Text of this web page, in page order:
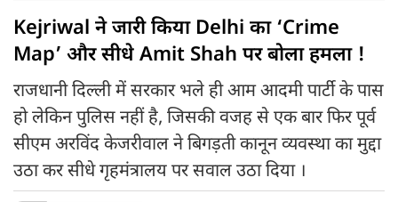
Kejriwal ने जारी किया Delhi का ‘Crime
Map’ और सीधे Amit Shah पर बोला हमला !
राजधानी दिल्ली में सरकार भले ही आम आदमी पार्टी के पास
हो लेकिन पुलिस नहीं है, जिसकी वजह से एक बार फिर पूर्व
सीएम अरविंद केजरीवाल ने बिगड़ती कानून व्यवस्था का मुद्दा
उठा कर सीधे गृहमंत्रालय पर सवाल उठा दिया ।